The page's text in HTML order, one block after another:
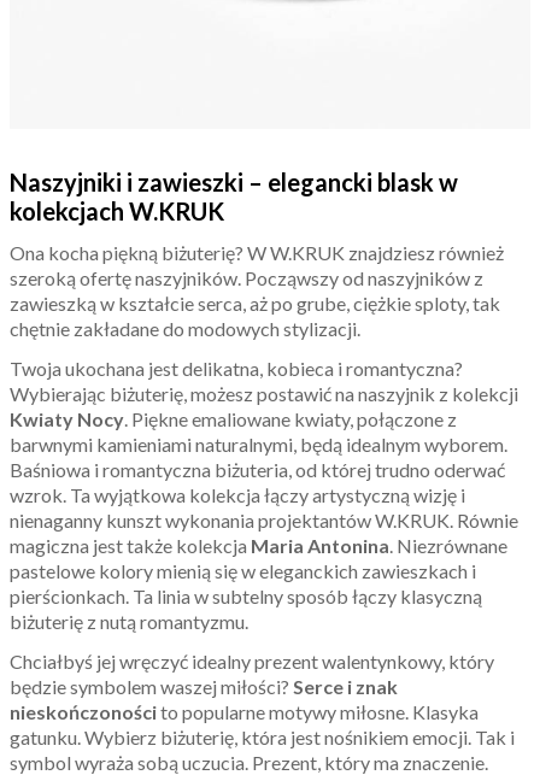
Naszyjniki i zawieszki – elegancki blask w
kolekcjach W.KRUK
Ona kocha piękną biżuterię? W W.KRUK znajdziesz również
szeroką ofertę naszyjników. Począwszy od naszyjników z
zawieszką w kształcie serca, aż po grube, ciężkie sploty, tak
chętnie zakładane do modowych stylizacji.
Twoja ukochana jest delikatna, kobieca i romantyczna?
Wybierając biżuterię, możesz postawić na naszyjnik z kolekcji
Kwiaty Nocy. Piękne emaliowane kwiaty, połączone z
barwnymi kamieniami naturalnymi, będą idealnym wyborem.
Baśniowa i romantyczna biżuteria, od której trudno oderwać
wzrok. Ta wyjątkowa kolekcja łączy artystyczną wizję i
nienaganny kunszt wykonania projektantów W.KRUK. Równie
magiczna jest także kolekcja Maria Antonina. Niezrównane
pastelowe kolory mienią się w eleganckich zawieszkach i
pierścionkach. Ta linia w subtelny sposób łączy klasyczną
biżuterię z nutą romantyzmu.
Chciałbyś jej wręczyć idealny prezent walentynkowy, który
będzie symbolem waszej miłości? Serce i znak
nieskończonościto popularne motywy miłosne. Klasyka
gatunku. Wybierz biżuterię, która jest nośnikiem emocji. Tak i
symbol wyraża sobą uczucia. Prezent, który ma znaczenie.